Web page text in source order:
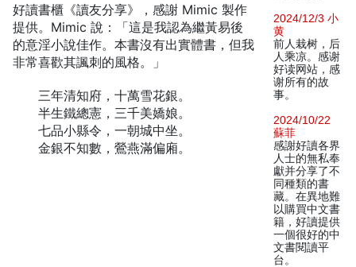
好讀書櫃《讀友分享》，感謝 Mimic 製作
提供。Mimic 說：「這是我認為繼黃易後
的意淫小說佳作。本書沒有出實體書，但我
非常喜歡其諷刺的風格。」
三年清知府，十萬雪花銀。
半生鐵總憲，三千美嬌娘。
七品小縣令，一朝城中坐。
金銀不知數，鶯燕滿偏廂。
2024/12/3 小
黄
前人栽树，后
人乘凉。感谢
好读网站，感
谢所有的故
事。
2024/10/22
蘇菲
感謝好讀各界
人士的無私奉
獻并分享了不
同種類的書
藏。在異地難
以購買中文書
籍，好讀提供
一個很好的中
文書閱讀平
台。